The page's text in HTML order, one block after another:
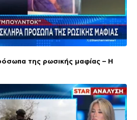
της ρωσικής μαφίας – Η